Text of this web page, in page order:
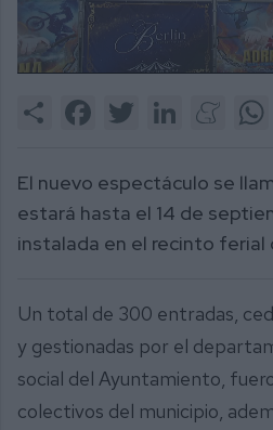
2
Share FacebookTwitter LinkedIn
El nuevo espectáculo se
estará hasta el 14 de
instalada en el recinto ferial
Un total de 300 entradas,
y gestionadas por el
social del Ayuntamiento,
colectivos del municipio,